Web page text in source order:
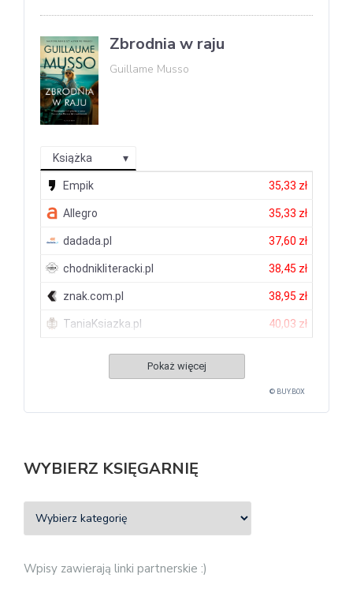
Zbrodnia w raju
Guillame Musso
Książka
Empik 35,33 zł
Allegro 35,33 zł
dadada.pl 37,60 zł
chodnikliteracki.pl 38,45 zł
znak.com.pl 38,95 zł
TaniaKsiazka.pl 40,03 zł
Pokaż więcej
© BUY.BOX
WYBIERZ KSIĘGARNIĘ
Wpisy zawierają linki partnerskie :)